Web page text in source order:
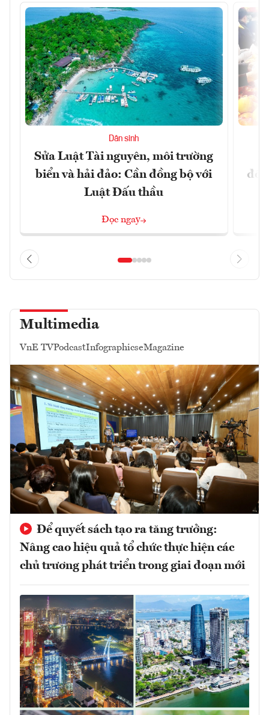
Dân sinh
Sửa Luật Tài nguyên, môi trường
biển và hải đảo: Cần đồng bộ với
Luật Đấu thầu
Đọc ngay
Multimedia
VnE TVPodcastInfographicseMagazine
Để quyết sách tạo ra tăng trưởng:
Nâng cao hiệu quả tổ chức thực hiện các
chủ trương phát triển trong giai đoạn mới